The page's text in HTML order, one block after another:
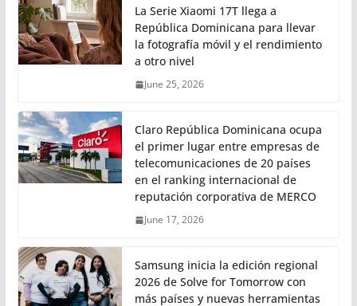
La Serie Xiaomi 17T llega a
República Dominicana para llevar
la fotografía móvil y el rendimiento
a otro nivel
June 25, 2026
Claro República Dominicana ocupa
el primer lugar entre empresas de
telecomunicaciones de 20 países
en el ranking internacional de
reputación corporativa de MERCO
June 17, 2026
Samsung inicia la edición regional
2026 de Solve for Tomorrow con
más países y nuevas herramientas